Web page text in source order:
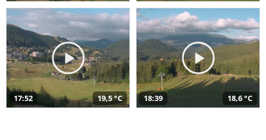
17:52 19,5 °C 18:39 18,6 °C